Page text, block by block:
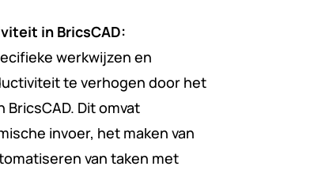
in BricsCAD:
werkwijzen en
te verhogen door het
Dit omvat
invoer, het maken van
van taken met